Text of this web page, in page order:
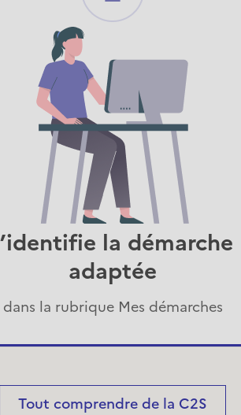
la démarche
adaptée
dans la rubrique Mes démarches
Tout comprendre de la C2S